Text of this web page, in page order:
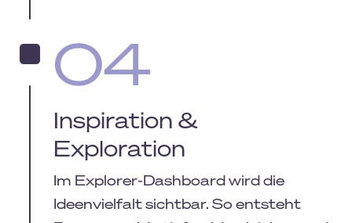
04
Inspiration &
Exploration
Im Explorer-Dashboard wird die
Ideenvielfalt sichtbar. So entsteht